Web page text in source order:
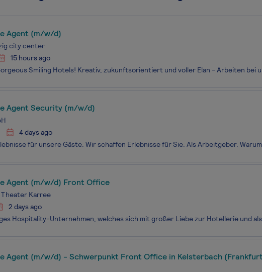
Agent (m/w/d)
city center
15 hours ago
Agent Security (m/w/d)
4 days ago
Agent (m/w/d) Front Office
Theater Karree
2 days ago
Agent (m/w/d) - Schwerpunkt Front Office in Kelsterbach